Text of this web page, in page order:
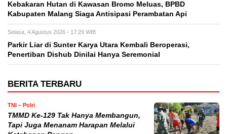
Kebakaran Hutan di Kawasan Bromo Meluas, BPBD
Kabupaten Malang Siaga Antisipasi Perambatan Api
Selasa, 4 Agustus 2026 - 17:29 WIB
Parkir Liar di Sunter Karya Utara Kembali Beroperasi,
Penertiban Dishub Dinilai Hanya Seremonial
BERITA TERBARU
TNI – Polri
TMMD Ke-129 Tak Hanya Membangun,
Tapi Juga Menanam Harapan Melalui